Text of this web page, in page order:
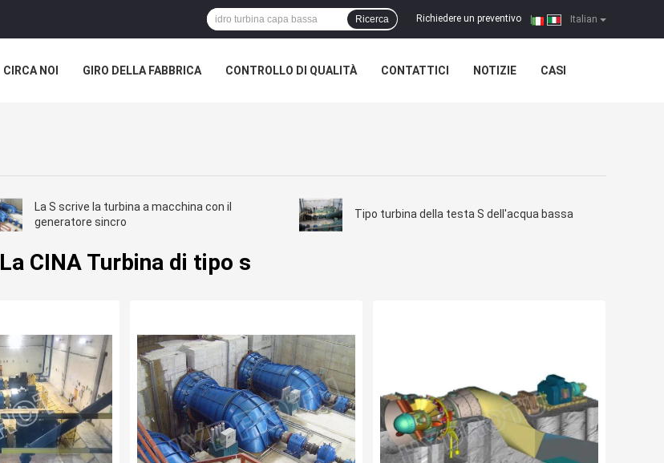
Italian
Richiedere un preventivo |
Ricerca
CIRCA NOI GIRO DELLA FABBRICA CONTROLLO DI QUALITÀ CONTATTICI NOTIZIE CASI
La S scrive la turbina a macchina con il
generatore sincro
Tipo turbina della testa S dell'acqua bassa
La CINA Turbina di tipo s